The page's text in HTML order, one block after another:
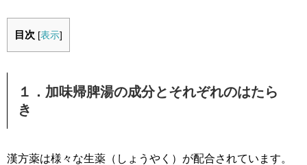
目次 [表示]
１．加味帰脾湯の成分とそれぞれのはたら
き
漢方薬は様々な生薬（しょうやく）が配合されています。